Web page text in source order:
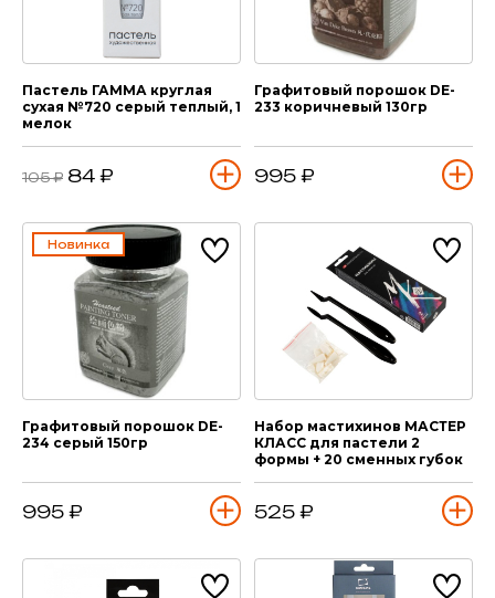
Пастель ГАММА круглая
сухая №720 серый теплый, 1
мелок
105 ₽ 84 ₽
Графитовый порошок DE-
233 коричневый 130гр
995 ₽
Новинка
Графитовый порошок DE-
234 серый 150гр
995 ₽
Набор мастихинов МАСТЕР
КЛАСС для пастели 2
формы + 20 сменных губок
525 ₽